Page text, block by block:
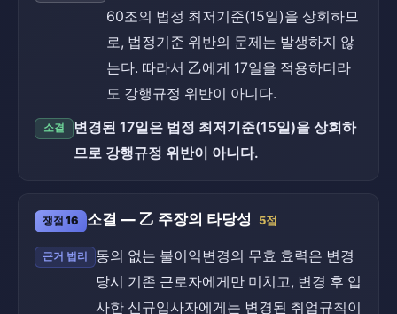
60조의 법정 최저기준(15일)을 상회하므
로, 법정기준 위반의 문제는 발생하지 않
는다. 따라서 乙에게 17일을 적용하더라
도 강행규정 위반이 아니다.
소결
변경된 17일은 법정 최저기준(15일)을 상회하
므로 강행규정 위반이 아니다.
쟁점 16 소결 — 乙 주장의 타당성 5점
근거 법리
동의 없는 불이익변경의 무효 효력은 변경
당시 기존 근로자에게만 미치고, 변경 후 입
사한 신규입사자에게는 변경된 취업규칙이